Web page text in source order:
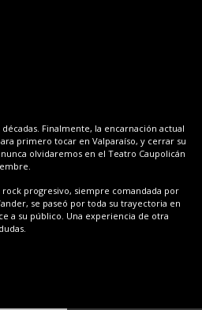
Finalmente, la encarnación actual
primero tocar en Valparaíso, y cerrar su
olvidaremos en el Teatro Caupolicán
progresivo, siempre comandada por
se paseó por toda su trayectoria en
a su público. Una experiencia de otra